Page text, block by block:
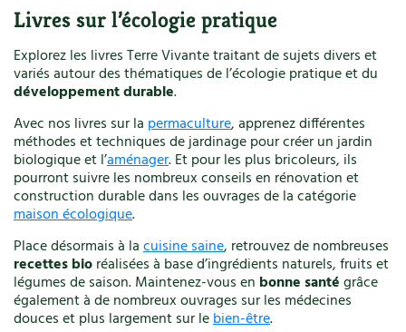
Tous les...
Tressage
Vannerie
Végétal
Vélo
Verger
Vêtements
Ville
Vin
Vincent Albouy
Xavier Mathias
Annuler les filtres
Livres sur l’écologie pratique
Explorez les livres Terre Vivante traitant de sujets divers et
variés autour des thématiques de l’écologie pratique et du
développement durable.
Avec nos livres sur la permaculture, apprenez différentes
méthodes et techniques de jardinage pour créer un jardin
biologique et l’aménager. Et pour les plus bricoleurs, ils
pourront suivre les nombreux conseils en rénovation et
construction durable dans les ouvrages de la catégorie
maison écologique.
Place désormais à lacuisine saine, retrouvez de nombreuses
recettes bioréalisées à base d’ingrédients naturels, fruits et
légumes de saison. Maintenez-vous en bonne santégrâce
également à de nombreux ouvrages sur les médecines
douces et plus largement sur lebien-être.